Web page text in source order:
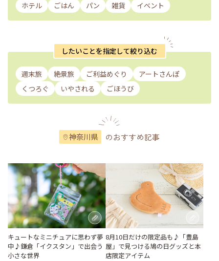
ホテル
ごはん パン 雑貨 イベント
したいことを指定して絞り込む
週末旅 絶景旅 ご利益めぐり
アートさんぽ
くつろぐ
いやされる ごほうび
神奈川県 のおすすめ記事
キュートなミニチュアに思わず夢
中♪鎌倉「イクスタン」で出会う
小さな世界
8月10日だけの限定品も♪「豊島
屋」で見つける鳩の日グッズと本
店限定アイテム